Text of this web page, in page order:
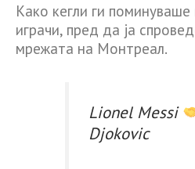
Како кегли ги
играчи, пред да ја
мрежата на Монтреал.
Lionel Messi
Djokovic